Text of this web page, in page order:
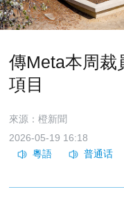
傳Meta本周裁
項目
來源：橙新聞
2026-05-19 16:18